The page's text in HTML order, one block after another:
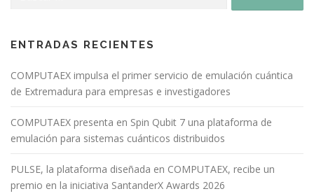
ENTRADAS RECIENTES
COMPUTAEX impulsa el primer servicio de emulación cuántica
de Extremadura para empresas e investigadores
COMPUTAEX presenta en Spin Qubit 7 una plataforma de
emulación para sistemas cuánticos distribuidos
PULSE, la plataforma diseñada en COMPUTAEX, recibe un
premio en la iniciativa SantanderX Awards 2026